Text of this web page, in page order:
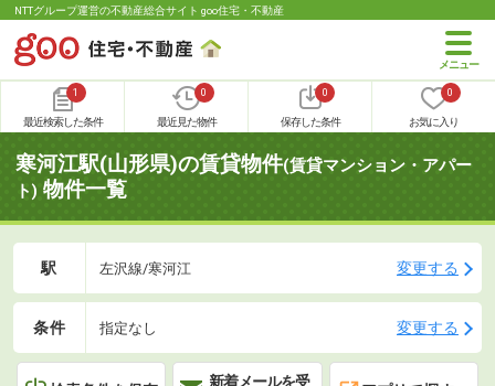
NTTグループ運営の不動産総合サイト goo住宅・不動産
1
最近検索した条件
0
最近見た物件
0
保存した条件
0
お気に入り
寒河江駅(山形県)の賃貸物件(賃貸マンション・アパー
ト) 物件一覧
駅 左沢線/寒河江 変更する
条件 指定なし 変更する
新着メールを受